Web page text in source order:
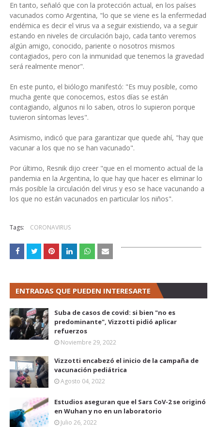
En tanto, señaló que con la protección actual, en los países
vacunados como Argentina, "lo que se viene es la enfermedad
endémica es decir el virus va a seguir existiendo, va a seguir
estando en niveles de circulación bajo, cada tanto veremos
algún amigo, conocido, pariente o nosotros mismos
contagiados, pero con la inmunidad que tenemos la gravedad
será realmente menor".
En este punto, el biólogo manifestó: "Es muy posible, como
mucha gente que conocemos, estos días se están
contagiando, algunos ni lo saben, otros lo supieron porque
tuvieron síntomas leves".
Asimismo, indicó que para garantizar que quede ahí, "hay que
vacunar a los que no se han vacunado".
Por último, Resnik dijo creer "que en el momento actual de la
pandemia en la Argentina, lo que hay que hacer es eliminar lo
más posible la circulación del virus y eso se hace vacunando a
los que no están vacunados en particular los niños".
Tags: CORONAVIRUS
ENTRADAS QUE PUEDEN INTERESARTE
Suba de casos de covid: si bien "no es
predominante", Vizzotti pidió aplicar
refuerzos
Noviembre 29, 2022
Vizzotti encabezó el inicio de la campaña de
vacunación pediátrica
Agosto 04, 2022
Estudios aseguran que el Sars CoV-2 se originó
en Wuhan y no en un laboratorio
Julio 26, 2022